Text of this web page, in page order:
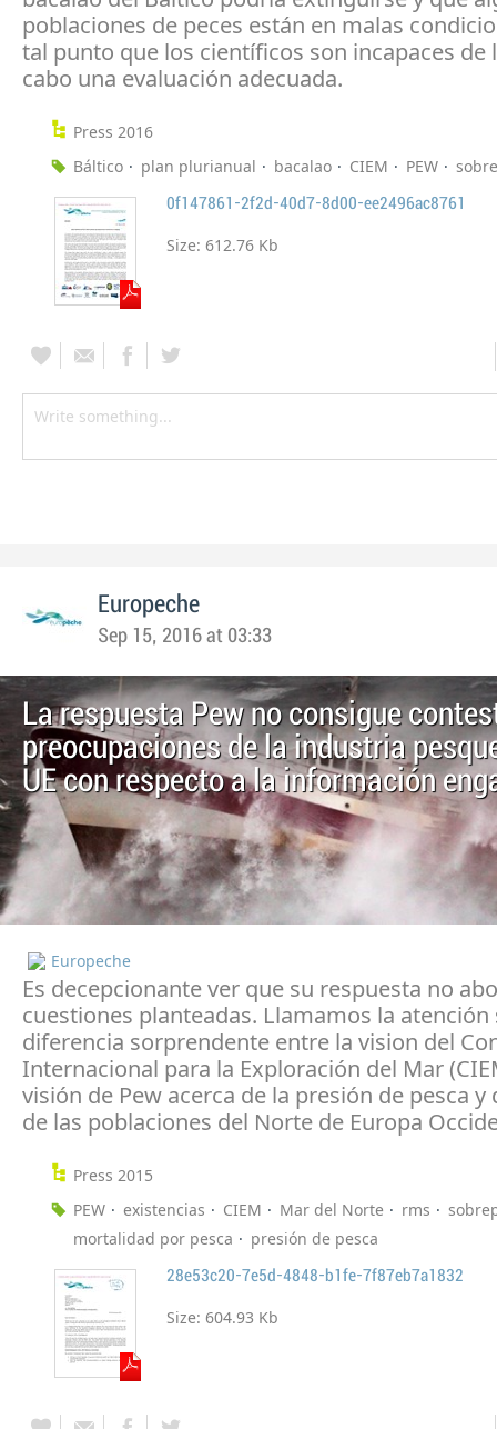
poblaciones de peces están en malas
tal punto que los científicos son incapaces de
cabo una evaluación adecuada.
Press 2016
Báltico
plan plurianual bacalao CIEM PEW
0f147861-2f2d-40d7-8d00-ee2496ac8761
Size: 612.76 Kb
Europeche
Sep 15, 2016 at 03:33
La respuesta Pew no consigue
preocupaciones de la industria
UE con respecto a la información
Europeche
Es decepcionante ver que su respuesta no
cuestiones planteadas. Llamamos la atención
diferencia sorprendente entre la vision del
Internacional para la Exploración del Mar
visión de Pew acerca de la presión de pesca y
de las poblaciones del Norte de Europa
Press 2015
PEW
existencias CIEM Mar del Norte rms
mortalidad por pesca
presión de pesca
28e53c20-7e5d-4848-b1fe-7f87eb7a1832
Size: 604.93 Kb